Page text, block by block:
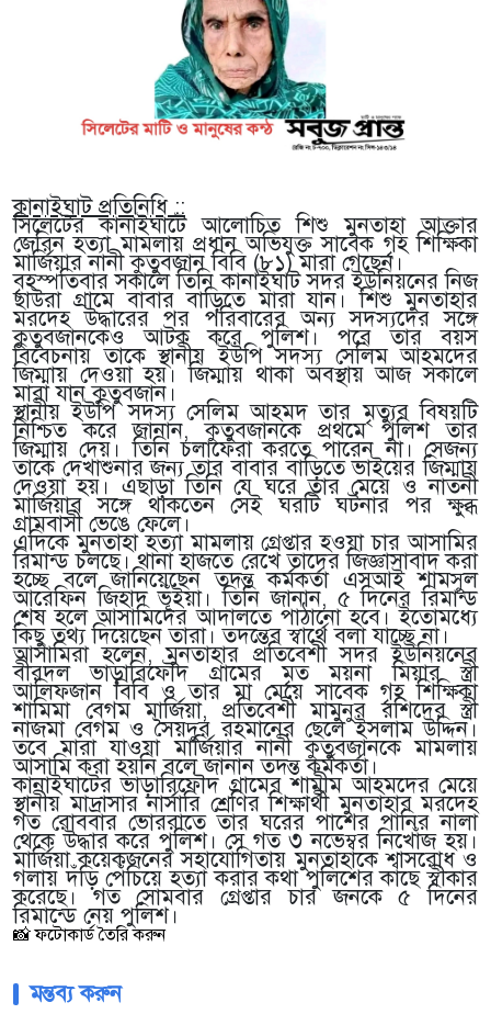
কানাইঘাট প্রতিনিধি ::
সিলেটের কানাইঘাটে আলোচিত শিশু মুনতাহা আক্তার
জেরিন হত্যা মামলায় প্রধান অভিযুক্ত সাবেক গৃহ শিক্ষিকা
মার্জিয়ার নানী কুতুবজান বিবি (৮১) মারা গেছেন।
বৃহস্পতিবার সকালে তিনি কানাইঘাট সদর ইউনিয়নের নিজ
ছাউরা গ্রামে বাবার বাড়িতে মারা যান। শিশু মুনতাহার
মরদেহ উদ্ধারের পর পরিবারের অন্য সদস্যদের সঙ্গে
কুতুবজানকেও আটক করে পুলিশ। পরে তার বয়স
বিবেচনায় তাকে স্থানীয় ইউপি সদস্য সেলিম আহমদের
জিম্মায় দেওয়া হয়। জিম্মায় থাকা অবস্থায় আজ সকালে
মারা যান কুতুবজান।
স্থানীয় ইউপি সদস্য সেলিম আহমদ তার মৃত্যুর বিষয়টি
নিশ্চিত করে জানান, কুতুবজানকে প্রথমে পুলিশ তার
জিম্মায় দেয়। তিনি চলাফেরা করতে পারেন না। সেজন্য
তাকে দেখাশুনার জন্য তার বাবার বাড়িতে ভাইয়ের জিম্মায়
দেওয়া হয়। এছাড়া তিনি যে ঘরে তার মেয়ে ও নাতনী
মার্জিয়ার সঙ্গে থাকতেন সেই ঘরটি ঘটনার পর ক্ষুব্ধ
গ্রামবাসী ভেঙে ফেলে।
এদিকে মুনতাহা হত্যা মামলায় গ্রেপ্তার হওয়া চার আসামির
রিমান্ড চলছে। থানা হাজতে রেখে তাদের জিজ্ঞাসাবাদ করা
হচ্ছে বলে জানিয়েছেন তদন্ত কর্মকর্তা এসআই শামসুল
আরেফিন জিহাদ ভূঁইয়া। তিনি জানান, ৫ দিনের রিমান্ড
শেষ হলে আসামিদের আদালতে পাঠানো হবে। ইতোমধ্যে
কিছু তথ্য দিয়েছেন তারা। তদন্তের স্বার্থে বলা যাচ্ছে না।
আসামিরা হলেন, মুনতাহার প্রতিবেশী সদর ইউনিয়নের
বীরদল ভাড়ারিফৌদ গ্রামের মৃত ময়না মিয়ার স্ত্রী
আলিফজান বিবি ও তার মা মেয়ে সাবেক গৃহ শিক্ষিকা
শামিমা বেগম মার্জিয়া, প্রতিবেশী মামুনুর রশিদের স্ত্রী
নাজমা বেগম ও সৈয়দুর রহমানের ছেলে ইসলাম উদ্দিন।
তবে মারা যাওয়া মার্জিয়ার নানী কুতুবজানকে মামলায়
আসামি করা হয়নি বলে জানান তদন্ত কর্মকর্তা।
কানাইঘাটের ভাড়ারিফৌদ গ্রামের শামীম আহমদের মেয়ে
স্থানীয় মাদ্রাসার নার্সারি শ্রেণির শিক্ষার্থী মুনতাহার মরদেহ
গত রোববার ভোররাতে তার ঘরের পাশের পানির নালা
থেকে উদ্ধার করে পুলিশ। সে গত ৩ নভেম্বর নিখোঁজ হয়।
মার্জিয়া কয়েকজনের সহাযোগিতায় মুনতাহাকে শ্বাসরোধ ও
গলায় দঁড়ি পেঁচিয়ে হত্যা করার কথা পুলিশের কাছে স্বীকার
করেছে। গত সোমবার গ্রেপ্তার চার জনকে ৫ দিনের
রিমান্ডে নেয় পুলিশ।
📸 ফটোকার্ড তৈরি করুন
মন্তব্য করুন